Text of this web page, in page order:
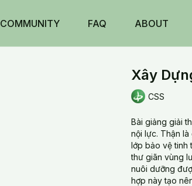
COMMUNITY FAQ ABOUT
Xây
CSS
Bài giảng giải
nội lực. Thận
lớp bảo vệ tinh
thư giãn vùng
nuôi dưỡng
hợp này tạo